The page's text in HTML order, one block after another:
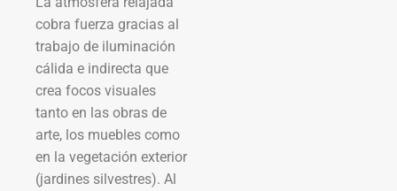
cobra fuerza gracias al
trabajo de iluminación
cálida e indirecta que
crea focos visuales
tanto en las obras de
arte, los muebles como
en la vegetación exterior
(jardines silvestres). Al